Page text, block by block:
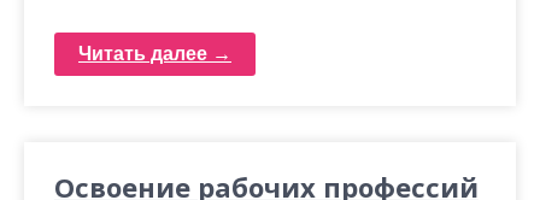
Читать далее →
Освоение рабочих профессий